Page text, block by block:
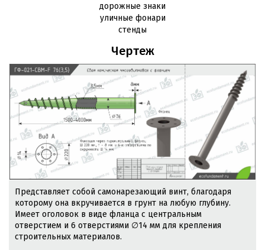
дорожные знаки
уличные фонари
стенды
Чертеж
Представляет собой самонарезающий винт, благодаря
которому она вкручивается в грунт на любую глубину.
Имеет оголовок в виде фланца с центральным
отверстием и 6 отверстиями ∅14 мм для крепления
строительных материалов.